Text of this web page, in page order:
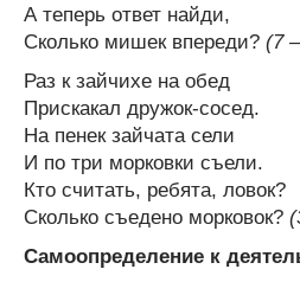
А теперь ответ найди,
Сколько мишек впереди? (7
Раз к зайчихе на обед
Прискакал дружок-сосед.
На пенек зайчата сели
И по три морковки съели.
Кто считать, ребята, ловок?
Сколько съедено морковок?
Самоопределение к